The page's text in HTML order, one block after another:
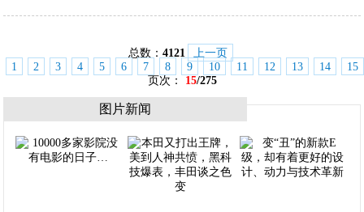
总数： 4121
上一页
1
2 3 4 5 6 7 8 9 10 11 12 13 14
15
页次： 15/275
图片新闻